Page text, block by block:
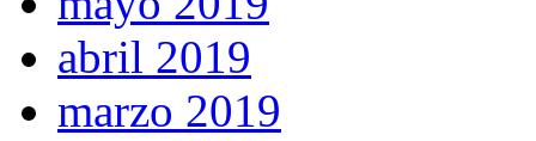
abril 2019
marzo 2019